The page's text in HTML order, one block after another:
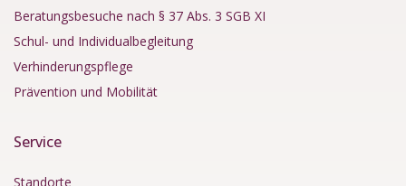
Beratungsbesuche nach § 37 Abs. 3 SGB XI
Schul- und Individualbegleitung
Verhinderungspflege
Prävention und Mobilität
Service
Standorte